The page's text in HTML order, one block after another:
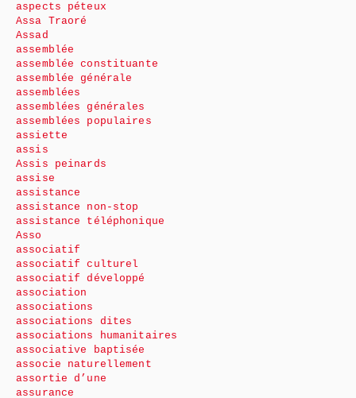
aspects péteux
Assa Traoré
Assad
assemblée
assemblée constituante
assemblée générale
assemblées
assemblées générales
assemblées populaires
assiette
assis
Assis peinards
assise
assistance
assistance non-stop
assistance téléphonique
Asso
associatif
associatif culturel
associatif développé
association
associations
associations dites
associations humanitaires
associative baptisée
associe naturellement
assortie d’une
assurance